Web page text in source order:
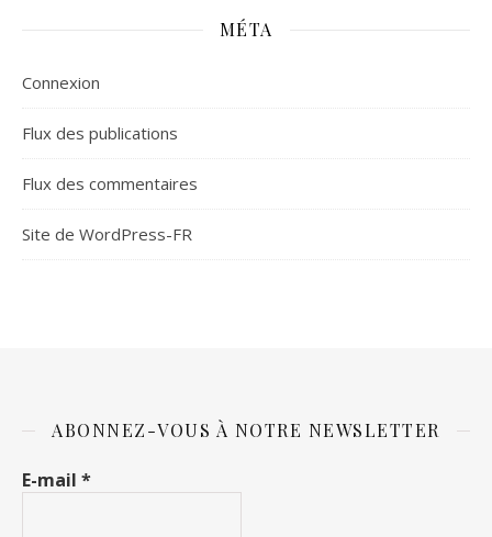
MÉTA
Connexion
Flux des publications
Flux des commentaires
Site de WordPress-FR
ABONNEZ-VOUS À NOTRE NEWSLETTER
E-mail *